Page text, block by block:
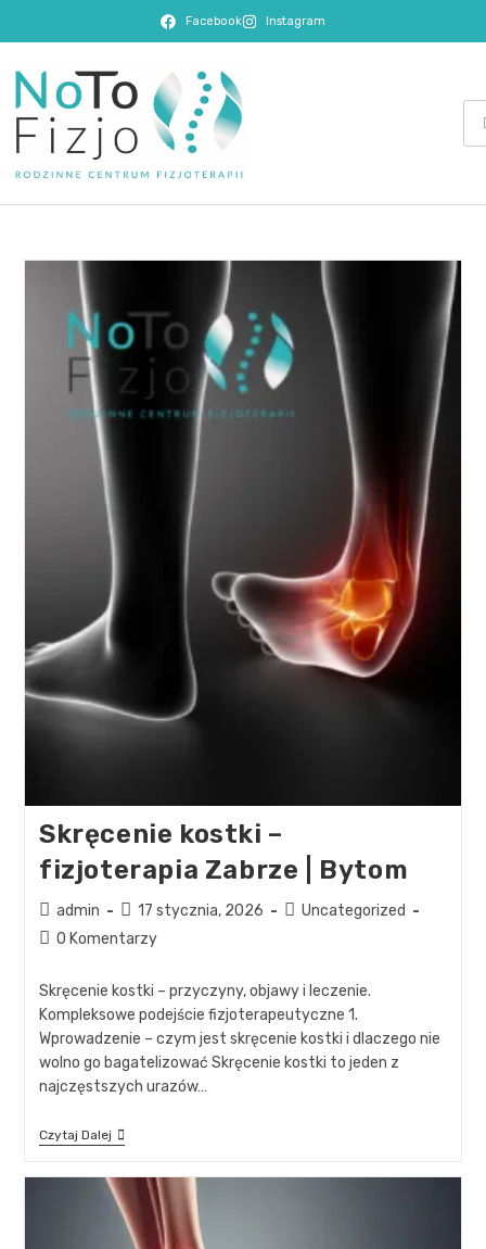
Facebook Instagram
Skręcenie kostki –
fizjoterapia Zabrze | Bytom
admin 17 stycznia, 2026
Uncategorized
0 Komentarzy
Skręcenie kostki – przyczyny, objawy i leczenie.
Kompleksowe podejście fizjoterapeutyczne 1.
Wprowadzenie – czym jest skręcenie kostki i dlaczego nie
wolno go bagatelizować Skręcenie kostki to jeden z
najczęstszych urazów…
Czytaj Dalej